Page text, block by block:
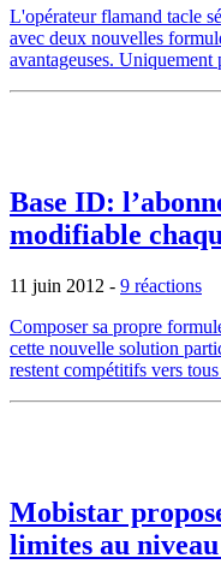
L'opérateur flamand tacle
avec deux nouvelles
avantageuses. Uniquement
Base ID:
modifiable
11 juin 2012 - 9 réactions
Composer sa propre
cette nouvelle solution
restent compétitifs vers
Mobistar
limites au